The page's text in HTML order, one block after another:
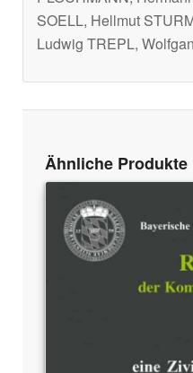
SOELL, Hellmut
Ludwig TREPL,
Ähnliche Produkte